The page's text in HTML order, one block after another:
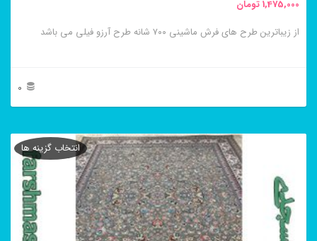
انتخاب
شوند
1,475,000تومان
از زیباترین طرح های فرش ماشینی ۷۰۰ شانه طرح آرزو فیلی می باشد
0
محصول
مختلفی
انتخاب گزینه ها